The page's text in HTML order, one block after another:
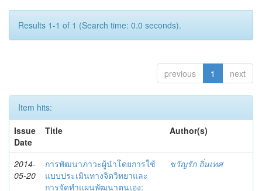
Results 1-1 of 1 (Search time: 0.0 seconds).
previous 1 next
Item hits:
Issue
Date
Title Author(s)
2014-
05-20
การพัฒนาภาวะผู้นำโดยการใช้
แบบประเมินทางจิตวิทยาและ
การจัดทำแผนพัฒนาตนเอง:
ขวัญรัก ถิ่นเทศ